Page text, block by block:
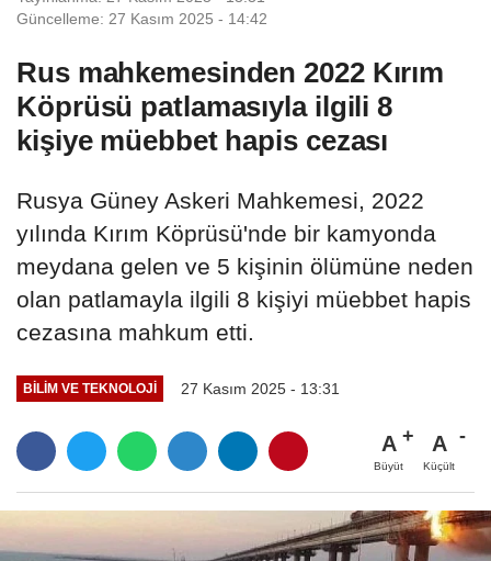
Güncelleme: 27 Kasım 2025 - 14:42
Rus mahkemesinden 2022 Kırım
Köprüsü patlamasıyla ilgili 8
kişiye müebbet hapis cezası
Rusya Güney Askeri Mahkemesi, 2022
yılında Kırım Köprüsü'nde bir kamyonda
meydana gelen ve 5 kişinin ölümüne neden
olan patlamayla ilgili 8 kişiyi müebbet hapis
cezasına mahkum etti.
BILIM VE TEKNOLOJI 27 Kasım 2025 - 13:31
A
Büyüt
A
Küçült